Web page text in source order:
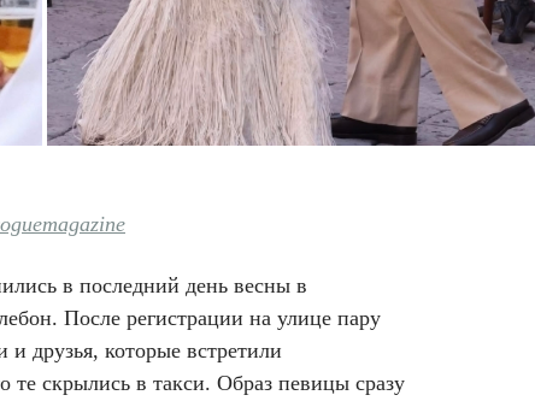
в последний день весны в
После регистрации на улице пару
друзья, которые встретили
те скрылись в такси. Образ певицы сразу